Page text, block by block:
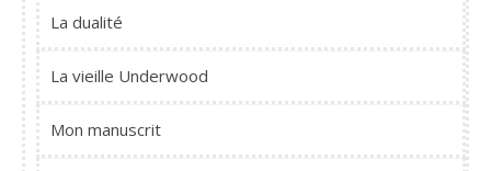
La dualité
La vieille Underwood
Mon manuscrit